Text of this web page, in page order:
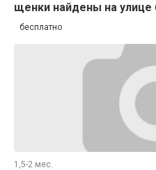
щенки найдены на
бесплатно
1,5-2 мес.